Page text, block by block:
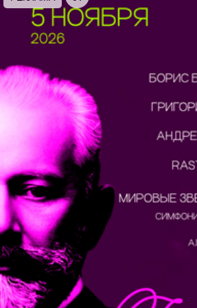
сопровождении органа.
органную музыку представит
хорошо знакомый слушателям,
барокко на органе и клавесине.
Молодежный камерный хор
подростково-молодежного
Василеостровского района
бессменным руководителем
В репертуаре хора духовные
(православные и
(народная и авторская),
Возрождения, обработки
произведения современных
Хор является лауреатом
российских конкурсов и ведет
концертную деятельность.